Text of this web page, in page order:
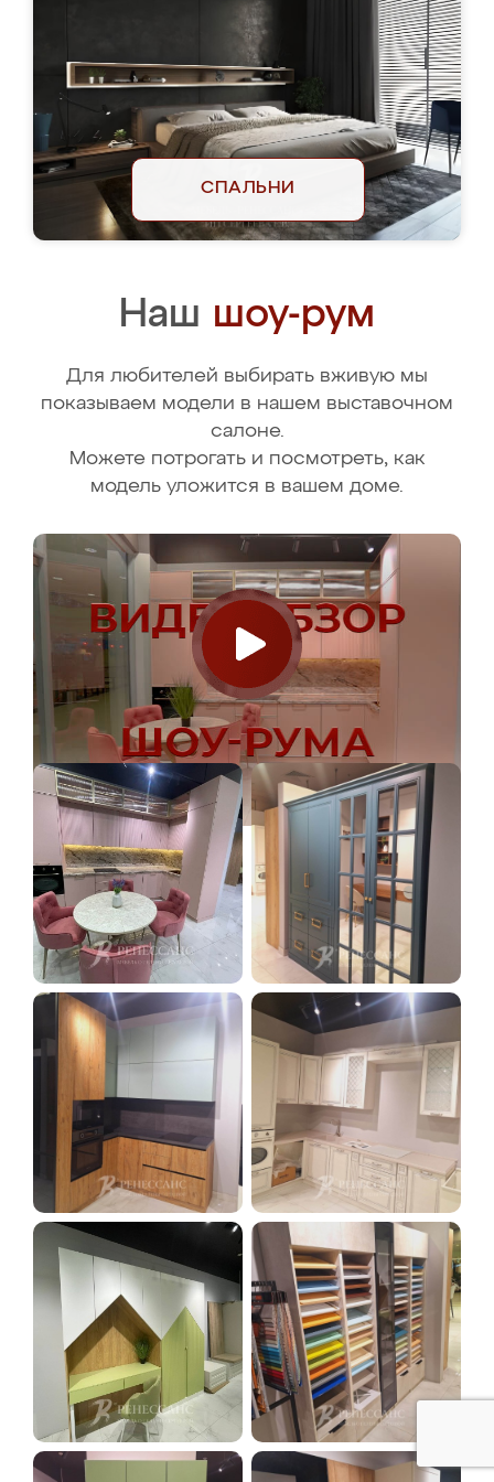
СПАЛЬНИ
Наш шоу-рум
Для любителей выбирать вживую мы
показываем модели в нашем выставочном
салоне.
Можете потрогать и посмотреть, как
модель уложится в вашем доме.